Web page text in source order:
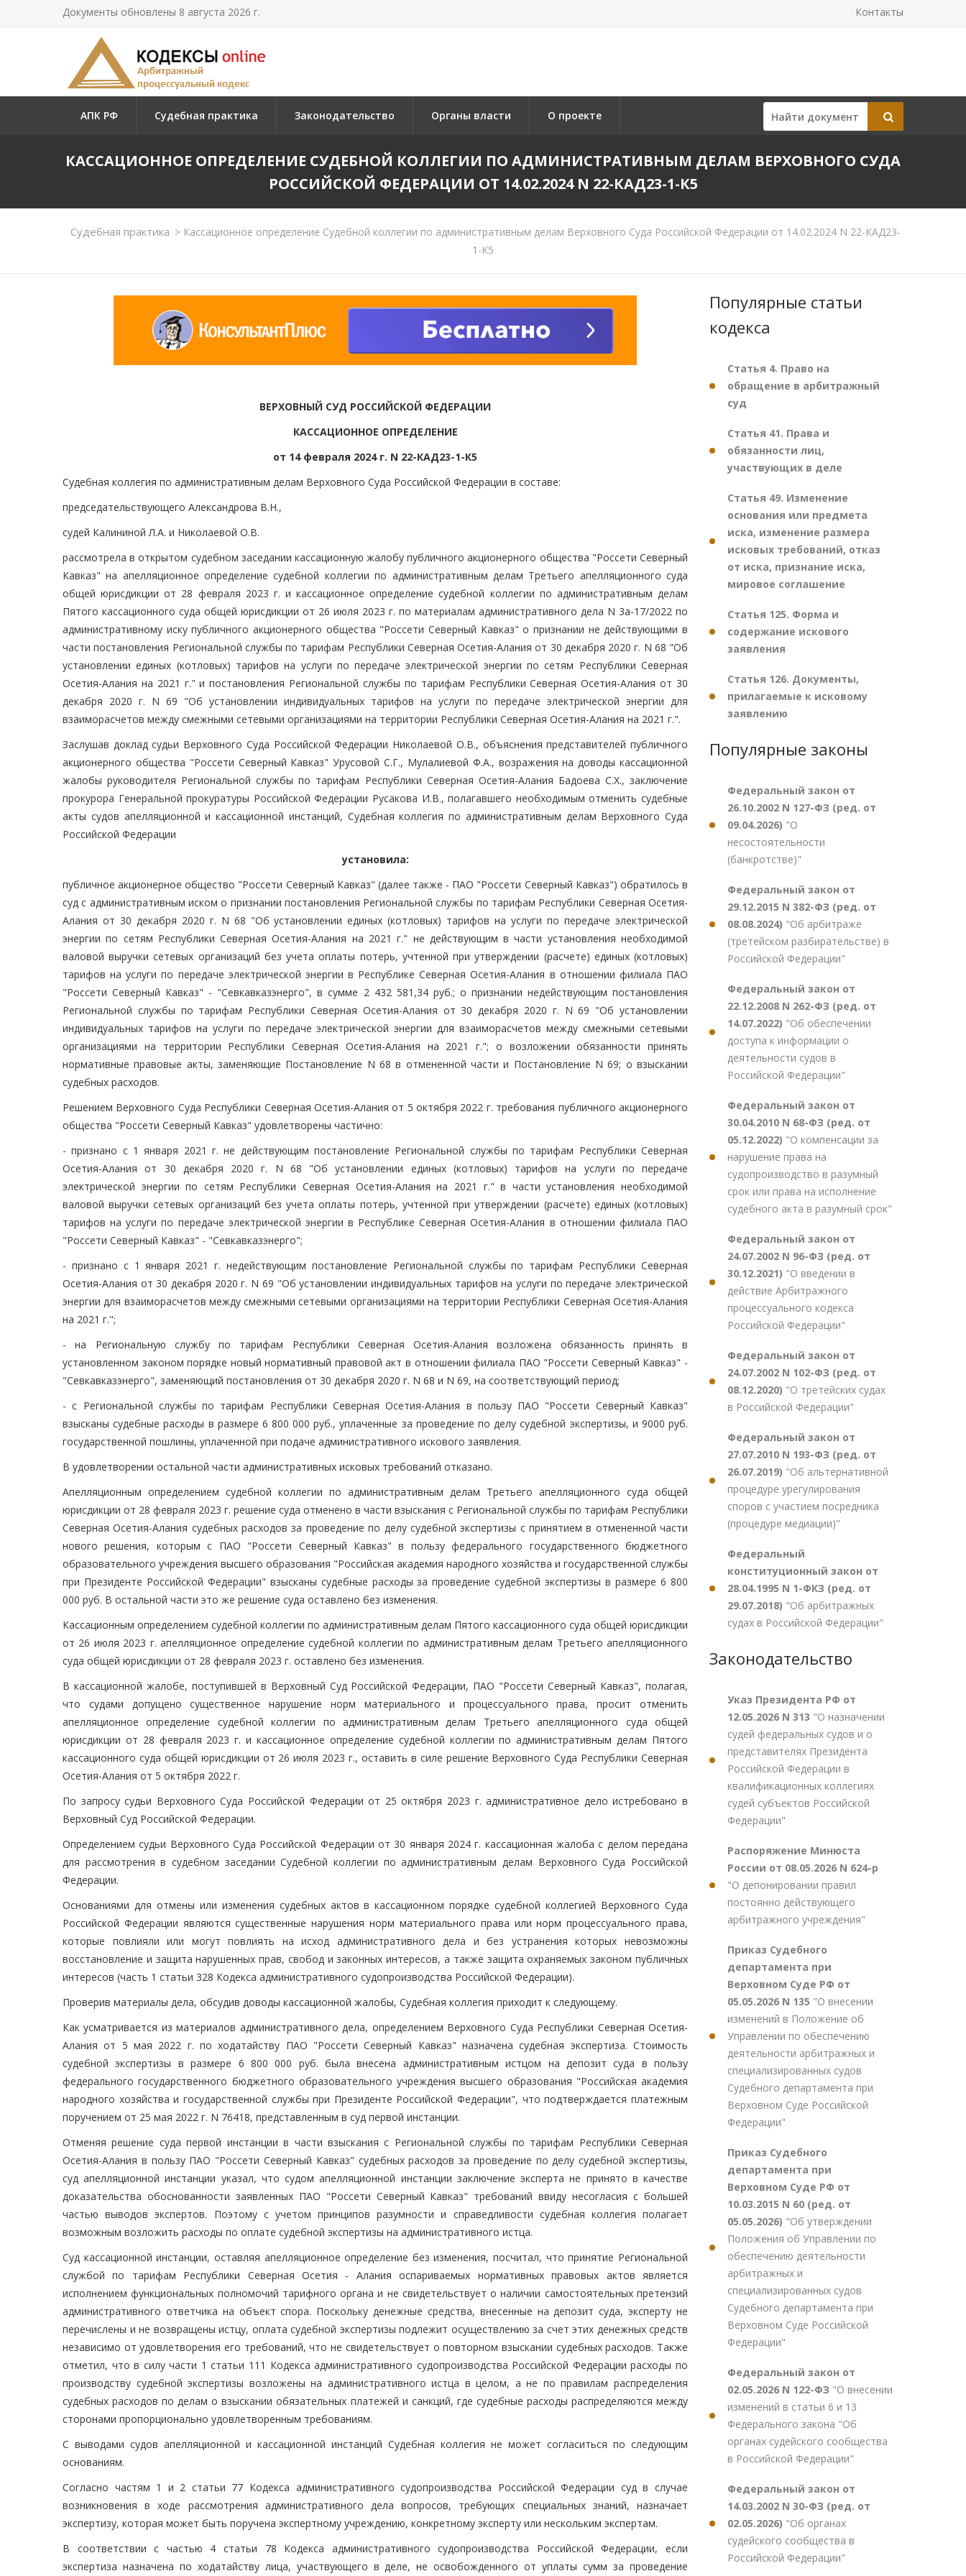
Документы обновлены 8 августа 2026 г. Контакты
АПК РФ Судебная практика Законодательство Органы власти О проекте
КАССАЦИОННОЕ ОПРЕДЕЛЕНИЕ СУДЕБНОЙ КОЛЛЕГИИ ПО АДМИНИСТРАТИВНЫМ ДЕЛАМ ВЕРХОВНОГО СУДА
РОССИЙСКОЙ ФЕДЕРАЦИИ ОТ 14.02.2024 N 22-КАД23-1-К5
Судебная практика > Кассационное определение Судебной коллегии по административным делам Верховного Суда Российской Федерации от 14.02.2024 N 22-КАД23-
1-К5
ВЕРХОВНЫЙ СУД РОССИЙСКОЙ ФЕДЕРАЦИИ
КАССАЦИОННОЕ ОПРЕДЕЛЕНИЕ
от 14 февраля 2024 г. N 22-КАД23-1-К5
Судебная коллегия по административным делам Верховного Суда Российской Федерации в составе:
председательствующего Александрова В.Н.,
судей Калининой Л.А. и Николаевой О.В.
рассмотрела в открытом судебном заседании кассационную жалобу публичного акционерного общества "Россети Северный
Кавказ" на апелляционное определение судебной коллегии по административным делам Третьего апелляционного суда
общей юрисдикции от 28 февраля 2023 г. и кассационное определение судебной коллегии по административным делам
Пятого кассационного суда общей юрисдикции от 26 июля 2023 г. по материалам административного дела N 3а-17/2022 по
административному иску публичного акционерного общества "Россети Северный Кавказ" о признании не действующими в
части постановления Региональной службы по тарифам Республики Северная Осетия-Алания от 30 декабря 2020 г. N 68 "Об
установлении единых (котловых) тарифов на услуги по передаче электрической энергии по сетям Республики Северная
Осетия-Алания на 2021 г." и постановления Региональной службы по тарифам Республики Северная Осетия-Алания от 30
декабря 2020 г. N 69 "Об установлении индивидуальных тарифов на услуги по передаче электрической энергии для
взаиморасчетов между смежными сетевыми организациями на территории Республики Северная Осетия-Алания на 2021 г.".
Заслушав доклад судьи Верховного Суда Российской Федерации Николаевой О.В., объяснения представителей публичного
акционерного общества "Россети Северный Кавказ" Урусовой С.Г., Мулалиевой Ф.А., возражения на доводы кассационной
жалобы руководителя Региональной службы по тарифам Республики Северная Осетия-Алания Бадоева С.Х., заключение
прокурора Генеральной прокуратуры Российской Федерации Русакова И.В., полагавшего необходимым отменить судебные
акты судов апелляционной и кассационной инстанций, Судебная коллегия по административным делам Верховного Суда
Российской Федерации
установила:
публичное акционерное общество "Россети Северный Кавказ" (далее также - ПАО "Россети Северный Кавказ") обратилось в
суд с административным иском о признании постановления Региональной службы по тарифам Республики Северная Осетия-
Алания от 30 декабря 2020 г. N 68 "Об установлении единых (котловых) тарифов на услуги по передаче электрической
энергии по сетям Республики Северная Осетия-Алания на 2021 г." не действующим в части установления необходимой
валовой выручки сетевых организаций без учета оплаты потерь, учтенной при утверждении (расчете) единых (котловых)
тарифов на услуги по передаче электрической энергии в Республике Северная Осетия-Алания в отношении филиала ПАО
"Россети Северный Кавказ" - "Севкавказэнерго", в сумме 2 432 581,34 руб.; о признании недействующим постановления
Региональной службы по тарифам Республики Северная Осетия-Алания от 30 декабря 2020 г. N 69 "Об установлении
индивидуальных тарифов на услуги по передаче электрической энергии для взаиморасчетов между смежными сетевыми
организациями на территории Республики Северная Осетия-Алания на 2021 г."; о возложении обязанности принять
нормативные правовые акты, заменяющие Постановление N 68 в отмененной части и Постановление N 69; о взыскании
судебных расходов.
Решением Верховного Суда Республики Северная Осетия-Алания от 5 октября 2022 г. требования публичного акционерного
общества "Россети Северный Кавказ" удовлетворены частично:
- признано с 1 января 2021 г. не действующим постановление Региональной службы по тарифам Республики Северная
Осетия-Алания от 30 декабря 2020 г. N 68 "Об установлении единых (котловых) тарифов на услуги по передаче
электрической энергии по сетям Республики Северная Осетия-Алания на 2021 г." в части установления необходимой
валовой выручки сетевых организаций без учета оплаты потерь, учтенной при утверждении (расчете) единых (котловых)
тарифов на услуги по передаче электрической энергии в Республике Северная Осетия-Алания в отношении филиала ПАО
"Россети Северный Кавказ" - "Севкавказэнерго";
- признано с 1 января 2021 г. недействующим постановление Региональной службы по тарифам Республики Северная
Осетия-Алания от 30 декабря 2020 г. N 69 "Об установлении индивидуальных тарифов на услуги по передаче электрической
энергии для взаиморасчетов между смежными сетевыми организациями на территории Республики Северная Осетия-Алания
на 2021 г.";
- на Региональную службу по тарифам Республики Северная Осетия-Алания возложена обязанность принять в
установленном законом порядке новый нормативный правовой акт в отношении филиала ПАО "Россети Северный Кавказ" -
"Севкавказэнерго", заменяющий постановления от 30 декабря 2020 г. N 68 и N 69, на соответствующий период;
- с Региональной службы по тарифам Республики Северная Осетия-Алания в пользу ПАО "Россети Северный Кавказ"
взысканы судебные расходы в размере 6 800 000 руб., уплаченные за проведение по делу судебной экспертизы, и 9000 руб.
государственной пошлины, уплаченной при подаче административного искового заявления.
В удовлетворении остальной части административных исковых требований отказано.
Апелляционным определением судебной коллегии по административным делам Третьего апелляционного суда общей
юрисдикции от 28 февраля 2023 г. решение суда отменено в части взыскания с Региональной службы по тарифам Республики
Северная Осетия-Алания судебных расходов за проведение по делу судебной экспертизы с принятием в отмененной части
нового решения, которым с ПАО "Россети Северный Кавказ" в пользу федерального государственного бюджетного
образовательного учреждения высшего образования "Российская академия народного хозяйства и государственной службы
при Президенте Российской Федерации" взысканы судебные расходы за проведение судебной экспертизы в размере 6 800
000 руб. В остальной части это же решение суда оставлено без изменения.
Кассационным определением судебной коллегии по административным делам Пятого кассационного суда общей юрисдикции
от 26 июля 2023 г. апелляционное определение судебной коллегии по административным делам Третьего апелляционного
суда общей юрисдикции от 28 февраля 2023 г. оставлено без изменения.
В кассационной жалобе, поступившей в Верховный Суд Российской Федерации, ПАО "Россети Северный Кавказ", полагая,
что судами допущено существенное нарушение норм материального и процессуального права, просит отменить
апелляционное определение судебной коллегии по административным делам Третьего апелляционного суда общей
юрисдикции от 28 февраля 2023 г. и кассационное определение судебной коллегии по административным делам Пятого
кассационного суда общей юрисдикции от 26 июля 2023 г., оставить в силе решение Верховного Суда Республики Северная
Осетия-Алания от 5 октября 2022 г.
По запросу судьи Верховного Суда Российской Федерации от 25 октября 2023 г. административное дело истребовано в
Верховный Суд Российской Федерации.
Определением судьи Верховного Суда Российской Федерации от 30 января 2024 г. кассационная жалоба с делом передана
для рассмотрения в судебном заседании Судебной коллегии по административным делам Верховного Суда Российской
Федерации.
Основаниями для отмены или изменения судебных актов в кассационном порядке судебной коллегией Верховного Суда
Российской Федерации являются существенные нарушения норм материального права или норм процессуального права,
которые повлияли или могут повлиять на исход административного дела и без устранения которых невозможны
восстановление и защита нарушенных прав, свобод и законных интересов, а также защита охраняемых законом публичных
интересов (часть 1 статьи 328 Кодекса административного судопроизводства Российской Федерации).
Проверив материалы дела, обсудив доводы кассационной жалобы, Судебная коллегия приходит к следующему.
Как усматривается из материалов административного дела, определением Верховного Суда Республики Северная Осетия-
Алания от 5 мая 2022 г. по ходатайству ПАО "Россети Северный Кавказ" назначена судебная экспертиза. Стоимость
судебной экспертизы в размере 6 800 000 руб. была внесена административным истцом на депозит суда в пользу
федерального государственного бюджетного образовательного учреждения высшего образования "Российская академия
народного хозяйства и государственной службы при Президенте Российской Федерации", что подтверждается платежным
поручением от 25 мая 2022 г. N 76418, представленным в суд первой инстанции.
Отменяя решение суда первой инстанции в части взыскания с Региональной службы по тарифам Республики Северная
Осетия-Алания в пользу ПАО "Россети Северный Кавказ" судебных расходов за проведение по делу судебной экспертизы,
суд апелляционной инстанции указал, что судом апелляционной инстанции заключение эксперта не принято в качестве
доказательства обоснованности заявленных ПАО "Россети Северный Кавказ" требований ввиду несогласия с большей
частью выводов экспертов. Поэтому с учетом принципов разумности и справедливости судебная коллегия полагает
возможным возложить расходы по оплате судебной экспертизы на административного истца.
Суд кассационной инстанции, оставляя апелляционное определение без изменения, посчитал, что принятие Региональной
службой по тарифам Республики Северная Осетия - Алания оспариваемых нормативных правовых актов является
исполнением функциональных полномочий тарифного органа и не свидетельствует о наличии самостоятельных претензий
административного ответчика на объект спора. Поскольку денежные средства, внесенные на депозит суда, эксперту не
перечислены и не возвращены истцу, оплата судебной экспертизы подлежит осуществлению за счет этих денежных средств
независимо от удовлетворения его требований, что не свидетельствует о повторном взыскании судебных расходов. Также
отметил, что в силу части 1 статьи 111 Кодекса административного судопроизводства Российской Федерации расходы по
производству судебной экспертизы возложены на административного истца в целом, а не по правилам распределения
судебных расходов по делам о взыскании обязательных платежей и санкций, где судебные расходы распределяются между
сторонами пропорционально удовлетворенным требованиям.
С выводами судов апелляционной и кассационной инстанций Судебная коллегия не может согласиться по следующим
основаниям.
Согласно частям 1 и 2 статьи 77 Кодекса административного судопроизводства Российской Федерации суд в случае
возникновения в ходе рассмотрения административного дела вопросов, требующих специальных знаний, назначает
экспертизу, которая может быть поручена экспертному учреждению, конкретному эксперту или нескольким экспертам.
В соответствии с частью 4 статьи 78 Кодекса административного судопроизводства Российской Федерации, если
экспертиза назначена по ходатайству лица, участвующего в деле, не освобожденного от уплаты сумм за проведение
Популярные статьи
кодекса
Статья 4. Право на
обращение в арбитражный
суд
Статья 41. Права и
обязанности лиц,
участвующих в деле
Статья 49. Изменение
основания или предмета
иска, изменение размера
исковых требований, отказ
от иска, признание иска,
мировое соглашение
Статья 125. Форма и
содержание искового
заявления
Статья 126. Документы,
прилагаемые к исковому
заявлению
Популярные законы
Федеральный закон от
26.10.2002 N 127-ФЗ (ред. от
09.04.2026) "О
несостоятельности
(банкротстве)"
Федеральный закон от
29.12.2015 N 382-ФЗ (ред. от
08.08.2024) "Об арбитраже
(третейском разбирательстве) в
Российской Федерации"
Федеральный закон от
22.12.2008 N 262-ФЗ (ред. от
14.07.2022) "Об обеспечении
доступа к информации о
деятельности судов в
Российской Федерации"
Федеральный закон от
30.04.2010 N 68-ФЗ (ред. от
05.12.2022) "О компенсации за
нарушение права на
судопроизводство в разумный
срок или права на исполнение
судебного акта в разумный срок"
Федеральный закон от
24.07.2002 N 96-ФЗ (ред. от
30.12.2021) "О введении в
действие Арбитражного
процессуального кодекса
Российской Федерации"
Федеральный закон от
24.07.2002 N 102-ФЗ (ред. от
08.12.2020) "О третейских судах
в Российской Федерации"
Федеральный закон от
27.07.2010 N 193-ФЗ (ред. от
26.07.2019) "Об альтернативной
процедуре урегулирования
споров с участием посредника
(процедуре медиации)"
Федеральный
конституционный закон от
28.04.1995 N 1-ФКЗ (ред. от
29.07.2018) "Об арбитражных
судах в Российской Федерации"
Законодательство
Указ Президента РФ от
12.05.2026 N 313 "О назначении
судей федеральных судов и о
представителях Президента
Российской Федерации в
квалификационных коллегиях
судей субъектов Российской
Федерации"
Распоряжение Минюста
России от 08.05.2026 N 624-р
"О депонировании правил
постоянно действующего
арбитражного учреждения"
Приказ Судебного
департамента при
Верховном Суде РФ от
05.05.2026 N 135 "О внесении
изменений в Положение об
Управлении по обеспечению
деятельности арбитражных и
специализированных судов
Судебного департамента при
Верховном Суде Российской
Федерации"
Приказ Судебного
департамента при
Верховном Суде РФ от
10.03.2015 N 60 (ред. от
05.05.2026) "Об утверждении
Положения об Управлении по
обеспечению деятельности
арбитражных и
специализированных судов
Судебного департамента при
Верховном Суде Российской
Федерации"
Федеральный закон от
02.05.2026 N 122-ФЗ "О внесении
изменений в статьи 6 и 13
Федерального закона "Об
органах судейского сообщества
в Российской Федерации"
Федеральный закон от
14.03.2002 N 30-ФЗ (ред. от
02.05.2026) "Об органах
судейского сообщества в
Российской Федерации"